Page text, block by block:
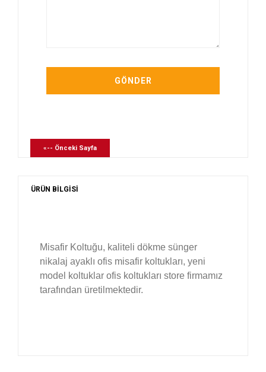
«-- Önceki Sayfa
ÜRÜN BİLGİSİ
Misafir Koltuğu, kaliteli dökme sünger
nikalaj ayaklı ofis misafir koltukları, yeni
model koltuklar ofis koltukları store firmamız
tarafından üretilmektedir.